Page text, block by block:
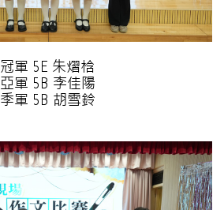
冠軍 5E 朱熠梒
亞軍 5B 李佳陽
季軍 5B 胡雪鈴